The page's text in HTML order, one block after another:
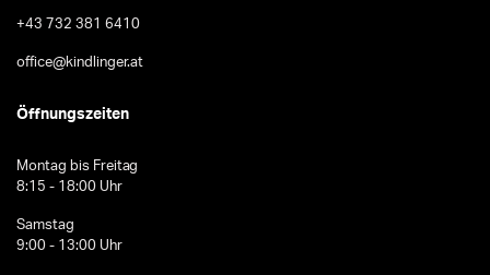
+43 732 381 6410
office@kindlinger.at
Öffnungszeiten
Montag bis Freitag
8:15 - 18:00 Uhr
Samstag
9:00 - 13:00 Uhr